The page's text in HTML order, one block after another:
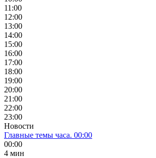
11:00
12:00
13:00
14:00
15:00
16:00
17:00
18:00
19:00
20:00
21:00
22:00
23:00
Новости
Главные темы часа. 00:00
00:00
4 мин